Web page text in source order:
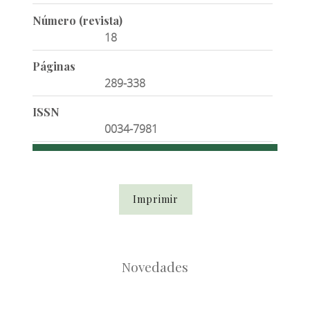
Número (revista)
18
Páginas
289-338
ISSN
0034-7981
Imprimir
Novedades